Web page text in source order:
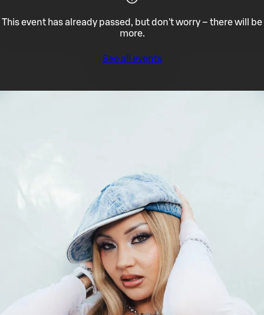
This event has already passed, but don't worry – there will be
more.
See all events